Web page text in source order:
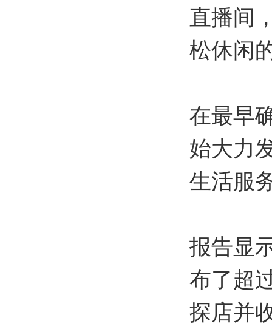
直播间
松休闲
在最早
始大力
生活服
报告显
布了超
探店并